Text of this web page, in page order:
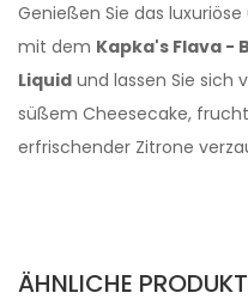
Genießen Sie das
mit dem Kapka's Flava -
Liquid und lassen Sie sich
süßem Cheesecake,
erfrischender Zitrone
ÄHNLICHE